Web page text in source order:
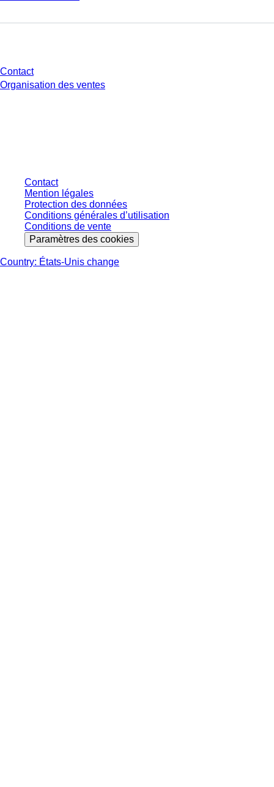
Contact
Organisation des ventes
Contact
Mention légales
Protection des données
Conditions générales d’utilisation
Conditions de vente
Paramètres des cookies
Country: États-Unis change